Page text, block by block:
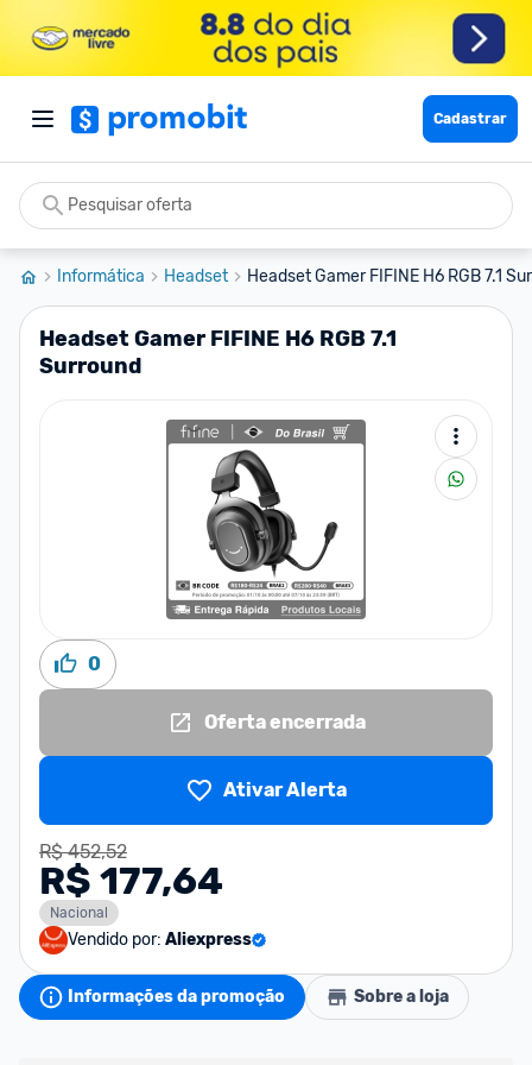
Cadastrar
Informática Headset Headset Gamer FIFINE H6 RGB 7.1
Headset Gamer FIFINE H6 RGB 7.1
Surround
0
Oferta encerrada
Ativar Alerta
R$ 452,52
R$ 177,64
Nacional
Vendido por: Aliexpress
Informações da promoção Sobre a loja